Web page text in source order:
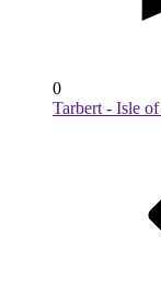
0
Tarbert - Isle